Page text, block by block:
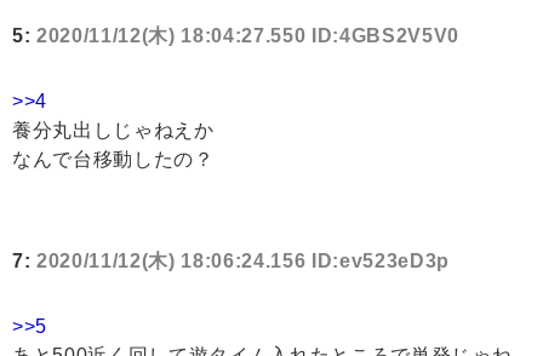
5: 2020/11/12(木) 18:04:27.550 ID:4GBS2V5V0
>>4
養分丸出しじゃねえか
なんで台移動したの？
7: 2020/11/12(木) 18:06:24.156 ID:ev523eD3p
>>5